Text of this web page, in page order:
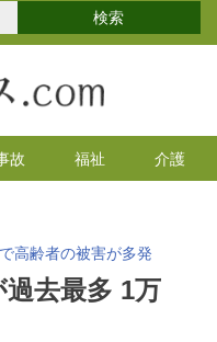
故 福祉 介護
高齢者の被害が多発
消へ 江戸川区
去最多 1万